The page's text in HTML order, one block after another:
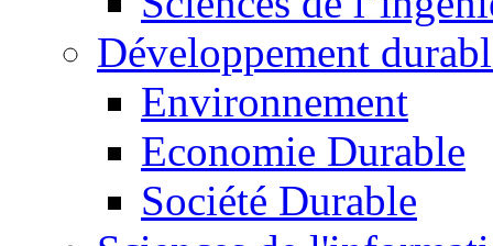
Développement
Environnement
Economie Durable
Société Durable